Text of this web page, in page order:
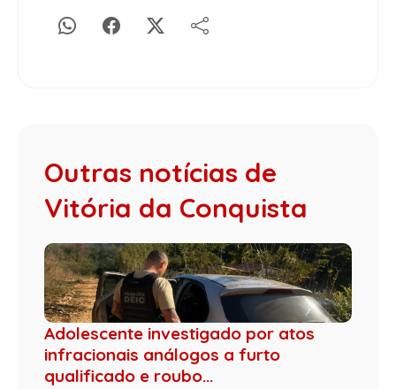
Outras notícias de
Vitória da Conquista
Adolescente investigado por atos
infracionais análogos a furto
qualificado e roubo...